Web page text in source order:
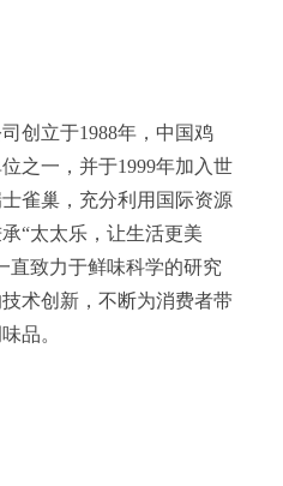
创立于1988年，中国鸡
之一，并于1999年加入世
雀巢，充分利用国际资源
“太太乐，让生活更美
直致力于鲜味科学的研究
术创新，不断为消费者带
品。